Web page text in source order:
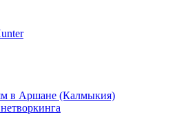
в Аршане (Калмыкия)